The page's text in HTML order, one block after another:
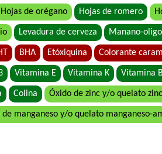
Hojas de orégano Hojas de romero
Levadura de cerveza Manano-
BHA Etóxiquina Colorante
Vitamina E Vitamina K Vitamina
Colina Óxido de zinc y/o quelato
de manganeso y/o quelato manganeso-